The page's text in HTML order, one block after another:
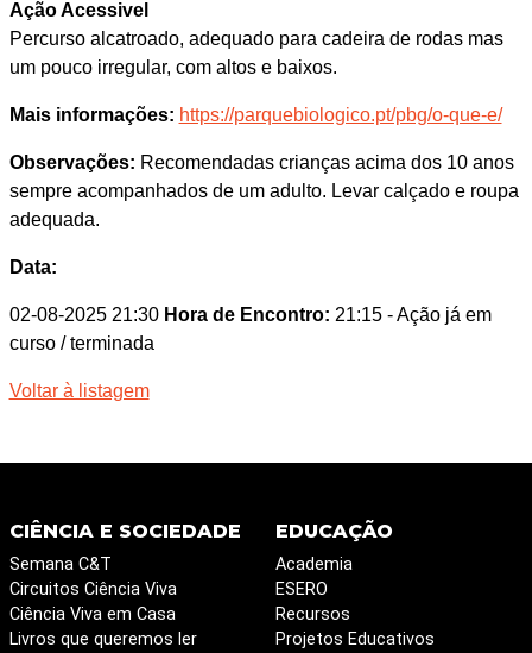
Ação Acessivel
Percurso alcatroado, adequado para cadeira de rodas mas
um pouco irregular, com altos e baixos.
Mais informações: https://parquebiologico.pt/pbg/o-que-e/
Observações: Recomendadas crianças acima dos 10 anos
sempre acompanhados de um adulto. Levar calçado e roupa
adequada.
Data:
02-08-2025 21:30 Hora de Encontro: 21:15 - Ação já em
curso / terminada
Voltar à listagem
CIÊNCIA E SOCIEDADE
Semana C&T
Circuitos Ciência Viva
Ciência Viva em Casa
Livros que queremos ler
EDUCAÇÃO
Academia
ESERO
Recursos
Projetos Educativos